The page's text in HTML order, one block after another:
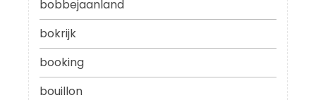
bobbejaanland
bokrijk
booking
bouillon